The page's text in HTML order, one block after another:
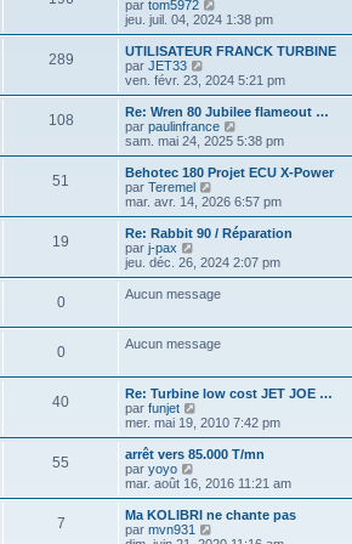
m
e
s
a
g
e
n
i
e
m
e
s
s
a
g
e
l
e
e
n
i
e
r
m
e
s
s
a
g
e
l
e
r
l
e
e
r
n
i
e
m
e
s
a
g
par tom5972
o
n
s
l
e
r
l
e
e
n
i
e
m
e
s
a
g
e
jeu. juil. 04, 2024 1:38 pm
289
UTILISATEUR FRANCK TURBINE
par JET33
o
n
s
u
l
e
r
l
e
e
n
i
e
m
e
s
g
ven. févr. 23, 2024 5:21 pm
108
Re: Wren 80 Jubilee flameout …
par paulinfrance
o
n
s
l
e
r
l
e
n
e
s
s
g
sam. mai 24, 2025 5:38 pm
51
Behotec 180 Projet ECU X-Power
par Teremel
o
n
s
l
r
e
d
r
n
e
m
e
s
s
g
mar. avr. 14, 2026 6:57 pm
19
Re: Rabbit 90 / Réparation
par j-pax
o
n
s
t
e
l
e
d
e
r
n
e
r
m
e
s
jeu. déc. 26, 2024 2:07 pm
0 Aucun message
0 Aucun message
40
Re: Turbine low cost JET JOE …
par funjet
o
n
s
l
t
e
r
l
mer. mai 19, 2010 7:42 pm
55
arrêt vers 85.000 T/mn
par yoyo
o
n
s
u
mar. août 16, 2016 11:21 am
7
Ma KOLIBRI ne chante pas
par mvn931